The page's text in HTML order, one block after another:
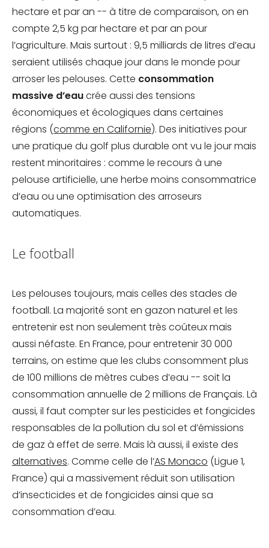
hectare et par an -- à titre de comparaison, on en
compte 2,5 kg par hectare et par an pour
l’agriculture. Mais surtout : 9,5 milliards de litres d’eau
seraient utilisés chaque jour dans le monde pour
arroser les pelouses. Cette consommation
massive d’eaucrée aussi des tensions
économiques et écologiques dans certaines
régions (comme en Californie). Des initiatives pour
une pratique du golf plus durable ont vu le jour mais
restent minoritaires : comme le recours à une
pelouse artificielle, une herbe moins consommatrice
d’eau ou une optimisation des arroseurs
automatiques.
Le football
Les pelouses toujours, mais celles des stades de
football. La majorité sont en gazon naturel et les
entretenir est non seulement très coûteux mais
aussi néfaste. En France, pour entretenir 30 000
terrains, on estime que les clubs consomment plus
de 100 millions de mètres cubes d’eau -- soit la
consommation annuelle de 2 millions de Français. Là
aussi, il faut compter sur les pesticides et fongicides
responsables de la pollution du sol et d’émissions
de gaz à effet de serre. Mais là aussi, il existe des
alternatives. Comme celle de l’AS Monaco (Ligue 1,
France) qui a massivement réduit son utilisation
d’insecticides et de fongicides ainsi que sa
consommation d’eau.